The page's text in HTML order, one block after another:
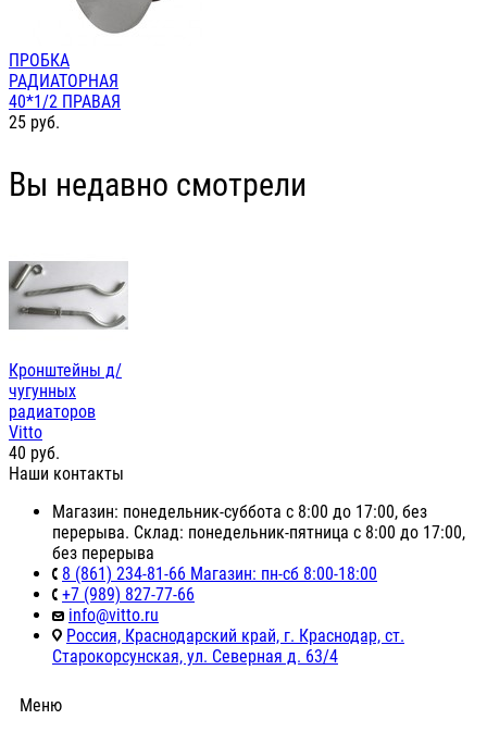
ПРОБКА
РАДИАТОРНАЯ
40*1/2 ПРАВАЯ
25 руб.
Вы недавно смотрели
Кронштейны д/
чугунных
радиаторов
Vitto
40 руб.
Наши контакты
Магазин: понедельник-суббота с 8:00 до 17:00, без
перерыва. Склад: понедельник-пятница с 8:00 до 17:00,
без перерыва
8 (861) 234-81-66 Магазин: пн-сб 8:00-18:00
+7 (989) 827-77-66
info@vitto.ru
Россия, Краснодарский край, г. Краснодар, ст.
Старокорсунская, ул. Северная д. 63/4
Меню